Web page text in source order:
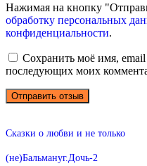
Нажимая на кнопку
обработку персональных
конфиденциальности.
Сохранить моё имя, email
последующих моих
Сказки о любви и не только
(не)Бальмануг.Дочь-2